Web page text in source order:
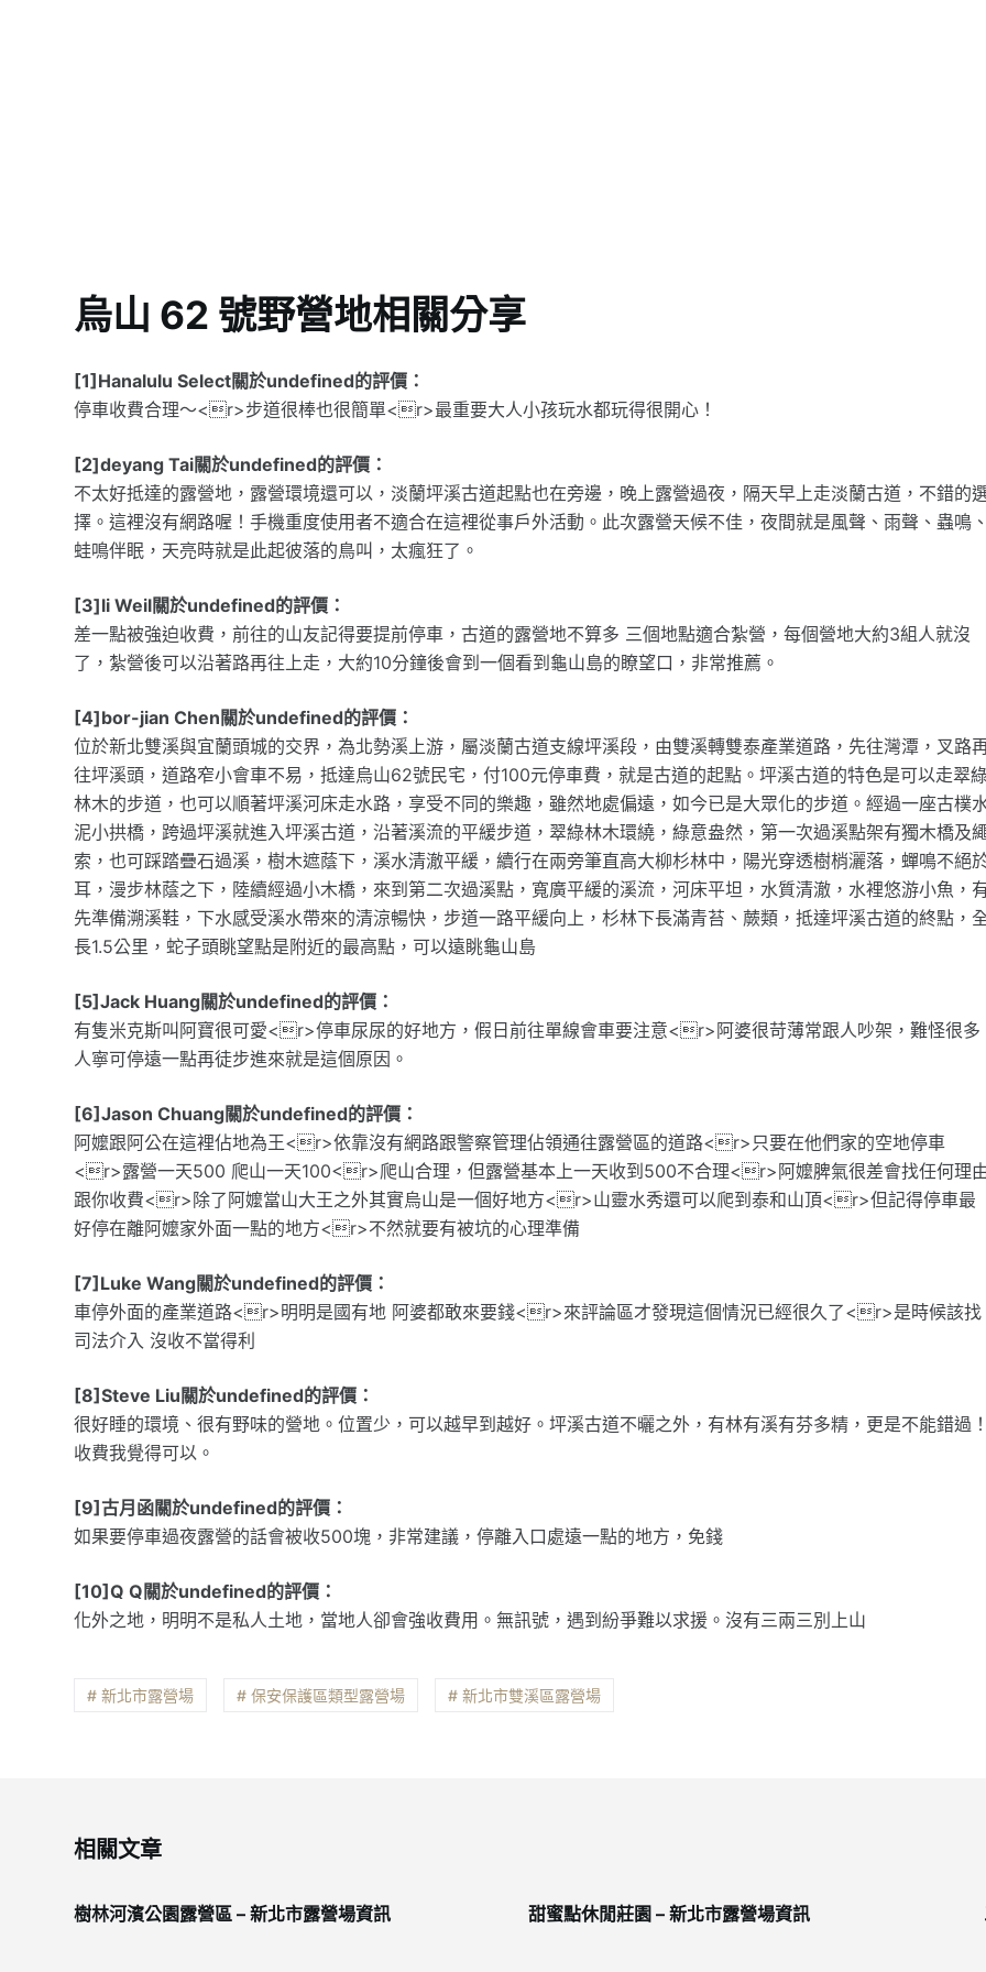
烏山 62 號野營地相關分享
[1]Hanalulu Select關於undefined的評價：
停車收費合理～<r>步道很棒也很簡單<r>最重要大人小孩玩水都玩得很開心！
[2]deyang Tai關於undefined的評價：
不太好抵達的露營地，露營環境還可以，淡蘭坪溪古道起點也在旁邊，晚上露營過夜，隔天早上走淡蘭古道，不錯的
擇。這裡沒有網路喔！手機重度使用者不適合在這裡從事戶外活動。此次露營天候不佳，夜間就是風聲、雨聲、蟲鳴、
蛙鳴伴眠，天亮時就是此起彼落的鳥叫，太瘋狂了。
[3]li Weil關於undefined的評價：
差一點被強迫收費，前往的山友記得要提前停車，古道的露營地不算多 三個地點適合紮營，每個營地大約3組人就沒
了，紮營後可以沿著路再往上走，大約10分鐘後會到一個看到龜山島的瞭望口，非常推薦。
[4]bor-jian Chen關於undefined的評價：
位於新北雙溪與宜蘭頭城的交界，為北勢溪上游，屬淡蘭古道支線坪溪段，由雙溪轉雙泰產業道路，先往灣潭，叉路
往坪溪頭，道路窄小會車不易，抵達烏山62號民宅，付100元停車費，就是古道的起點。坪溪古道的特色是可以走翠
林木的步道，也可以順著坪溪河床走水路，享受不同的樂趣，雖然地處偏遠，如今已是大眾化的步道。經過一座古樸
泥小拱橋，跨過坪溪就進入坪溪古道，沿著溪流的平緩步道，翠綠林木環繞，綠意盎然，第一次過溪點架有獨木橋及
索，也可踩踏疊石過溪，樹木遮蔭下，溪水清澈平緩，續行在兩旁筆直高大柳杉林中，陽光穿透樹梢灑落，蟬鳴不絕
耳，漫步林蔭之下，陸續經過小木橋，來到第二次過溪點，寬廣平緩的溪流，河床平坦，水質清澈，水裡悠游小魚，
先準備溯溪鞋，下水感受溪水帶來的清涼暢快，步道一路平緩向上，杉林下長滿青苔、蕨類，抵達坪溪古道的終點，
長1.5公里，蛇子頭眺望點是附近的最高點，可以遠眺龜山島
[5]Jack Huang關於undefined的評價：
有隻米克斯叫阿寶很可愛<r>停車尿尿的好地方，假日前往單線會車要注意<r>阿婆很苛薄常跟人吵架，難怪很多
人寧可停遠一點再徒步進來就是這個原因。
[6]Jason Chuang關於undefined的評價：
阿嬤跟阿公在這裡佔地為王<r>依靠沒有網路跟警察管理佔領通往露營區的道路<r>只要在他們家的空地停車
<r>露營一天500 爬山一天100<r>爬山合理，但露營基本上一天收到500不合理<r>阿嬤脾氣很差會找任何理
跟你收費<r>除了阿嬤當山大王之外其實烏山是一個好地方<r>山靈水秀還可以爬到泰和山頂<r>但記得停車最
好停在離阿嬤家外面一點的地方<r>不然就要有被坑的心理準備
[7]Luke Wang關於undefined的評價：
車停外面的產業道路<r>明明是國有地 阿婆都敢來要錢<r>來評論區才發現這個情況已經很久了<r>是時候該找
司法介入 沒收不當得利
[8]Steve Liu關於undefined的評價：
很好睡的環境、很有野味的營地。位置少，可以越早到越好。坪溪古道不曬之外，有林有溪有芬多精，更是不能錯過！
收費我覺得可以。
[9]古月函關於undefined的評價：
如果要停車過夜露營的話會被收500塊，非常建議，停離入口處遠一點的地方，免錢
[10]Q Q關於undefined的評價：
化外之地，明明不是私人土地，當地人卻會強收費用。無訊號，遇到紛爭難以求援。沒有三兩三別上山
# 新北市露營場 # 保安保護區類型露營場 # 新北市雙溪區露營場
相關文章
樹林河濱公園露營區 – 新北市露營場資訊 甜蜜點休閒莊園 – 新北市露營場資訊